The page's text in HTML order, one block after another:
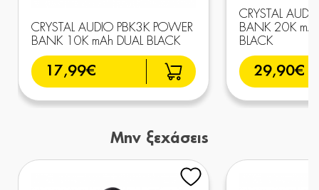
CRYSTAL AUDIO PBK3K POWER
BANK 10K mAh DUAL BLACK
17,99€
CRYSTAL
BANK 20K
BLACK
29,90€
Μην ξεχάσεις